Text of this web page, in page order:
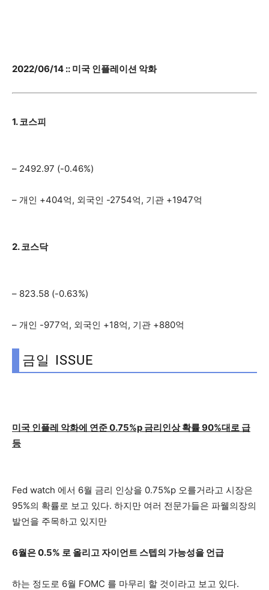
2022/06/14 :: 미국 인플레이션 악화
1. 코스피
– 2492.97 (-0.46%)
– 개인 +404억, 외국인 -2754억, 기관 +1947억
2. 코스닥
– 823.58 (-0.63%)
– 개인 -977억, 외국인 +18억, 기관 +880억
금일 ISSUE
미국 인플레 악화에 연준 0.75%p 금리인상 확률 90%대로 급
등
Fed watch 에서 6월 금리 인상을 0.75%p 오를거라고 시장은
95%의 확률로 보고 있다. 하지만 여러 전문가들은 파웰의장의
발언을 주목하고 있지만
6월은 0.5% 로 올리고 자이언트 스텝의 가능성을 언급
하는 정도로 6월 FOMC 를 마무리 할 것이라고 보고 있다.